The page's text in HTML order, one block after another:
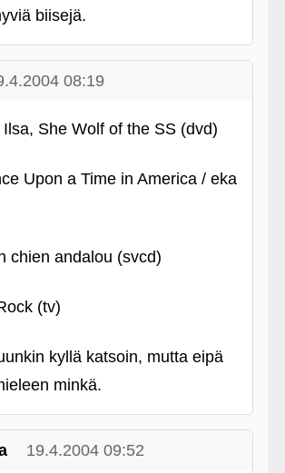
biisejä.
08:19
She Wolf of the SS (dvd)
Upon a Time in America / eka
chien andalou (svcd)
(tv)
kyllä katsoin, mutta eipä
minkä.
19.4.2004 09:52